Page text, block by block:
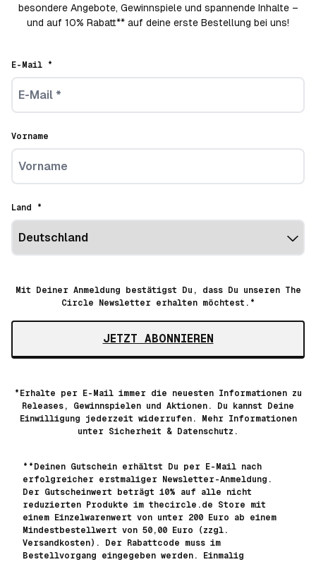
besondere Angebote, Gewinnspiele und spannende Inhalte –
und auf 10% Rabatt** auf deine erste Bestellung bei uns!
E-Mail *
Vorname
Land *
Mit Deiner Anmeldung bestätigst Du, dass Du unseren The
Circle Newsletter erhalten möchtest.*
JETZT ABONNIEREN
*Erhalte per E-Mail immer die neuesten Informationen zu
Releases, Gewinnspielen und Aktionen. Du kannst Deine
Einwilligung jederzeit widerrufen. Mehr Informationen
unter Sicherheit & Datenschutz.
**Deinen Gutschein erhältst Du per E-Mail nach
erfolgreicher erstmaliger Newsletter-Anmeldung.
Der Gutscheinwert beträgt 10% auf alle nicht
reduzierten Produkte im thecircle.de Store mit
einem Einzelwarenwert von unter 200 Euro ab einem
Mindestbestellwert von 50,00 Euro (zzgl.
Versandkosten). Der Rabattcode muss im
Bestellvorgang eingegeben werden. Einmalig